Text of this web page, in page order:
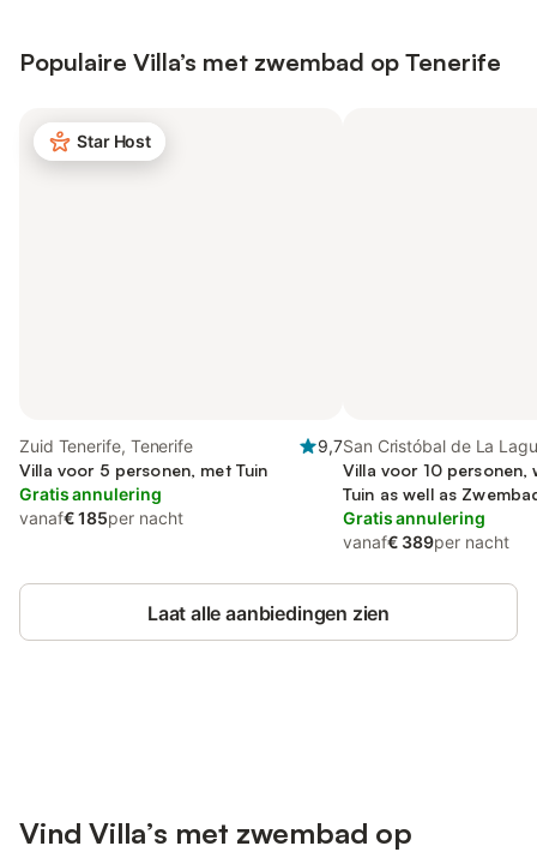
Populaire Villa’s met zwembad op Tenerife
Star Host
Zuid Tenerife, Tenerife
9,7
Villa voor 5 personen, met Tuin
Gratis annulering
vanaf€ 185per nacht
San Cristóbal de La
Noord Tenerife
Villa voor 10 personen,
Tuin as well as
Gratis annulering
vanaf€ 389per nacht
Laat alle aanbiedingen zien
Vind Villa’s met zwembad op